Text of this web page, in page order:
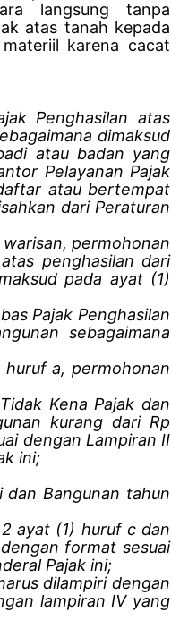
langsung tanpa
atas tanah kepada
karena cacat
Penghasilan atas
dimaksud
atau badan yang
Pelayanan Pajak
atau bertempat
dari Peraturan
permohonan
penghasilan dari
pada ayat (1)
Pajak Penghasilan
sebagaimana
huruf a, permohonan
Kena Pajak dan
kurang dari Rp
dengan Lampiran II
ini;
dan Bangunan tahun
ayat (1) huruf c dan
format sesuai
Pajak ini;
dilampiri dengan
lampiran IV yang